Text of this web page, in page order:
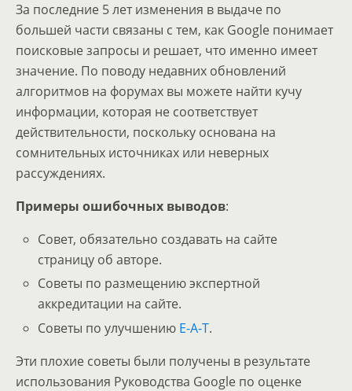
За последние 5 лет изменения в выдаче по
большей части связаны с тем, как Google понимает
поисковые запросы и решает, что именно имеет
значение. По поводу недавних обновлений
алгоритмов на форумах вы можете найти кучу
информации, которая не соответствует
действительности, поскольку основана на
сомнительных источниках или неверных
рассуждениях.
Примеры ошибочных выводов:
Совет, обязательно создавать на сайте
страницу об авторе.
Советы по размещению экспертной
аккредитации на сайте.
Советы по улучшению E-A-T.
Эти плохие советы были получены в результате
использования Руководства Google по оценке